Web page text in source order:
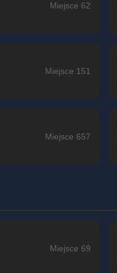
Miejsce 62
Miejsce 151
Miejsce 657
Miejsce 69